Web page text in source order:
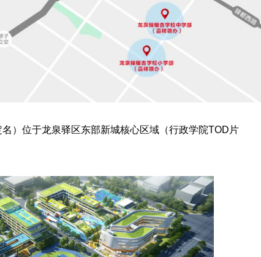
）位于龙泉驿区东部新城核心区域（行政学院TOD片